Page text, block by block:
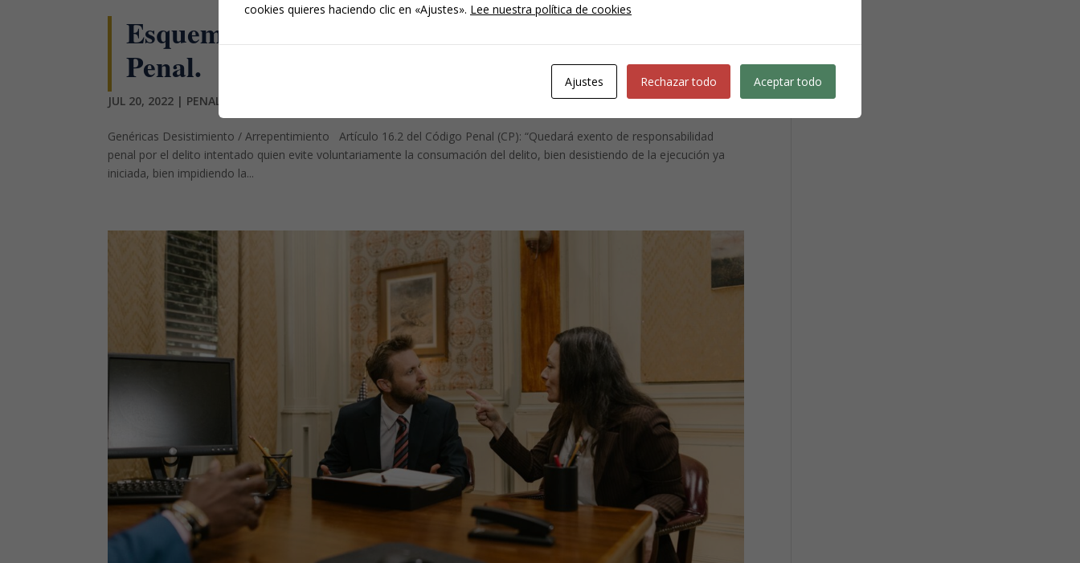
Esquema de las excusas absolutorias del Código
Penal.
JUL 20, 2022 | PENAL
Genéricas Desistimiento / Arrepentimiento Artículo 16.2 del Código Penal (CP): “Quedará exento de responsabilidad
penal por el delito intentado quien evite voluntariamente la consumación del delito, bien desistiendo de la ejecución ya
iniciada, bien impidiendo la...
cookies quieres haciendo clic en «Ajustes». Lee nuestra política de cookies
Ajustes Rechazar todo Aceptar todo